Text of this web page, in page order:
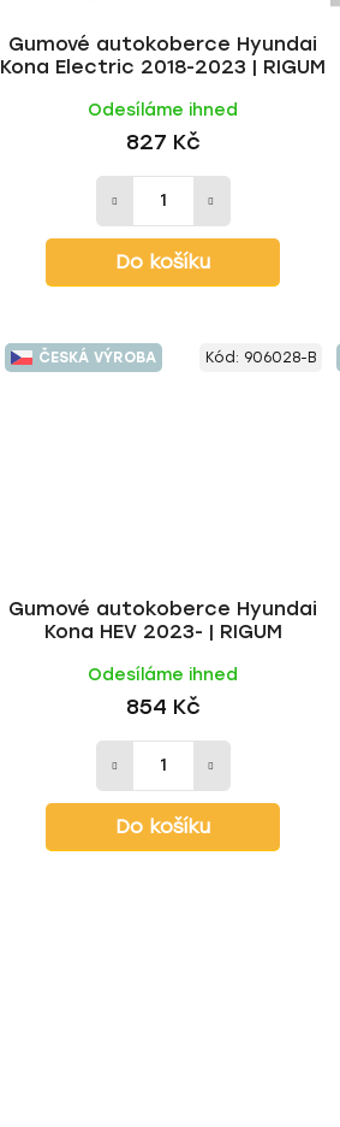
t
Gumové autokoberce Hyundai
Kona Electric 2018-2023 | RIGUM
Odesíláme ihned
827 Kč
Do košíku
ČESKÁ VÝROBA
Gumové autokoberce Hyundai
Kona HEV 2023- | RIGUM
Odesíláme ihned
854 Kč
Do košíku
Kód: 906028-B